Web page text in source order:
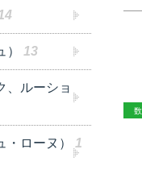
13
、ルーショ
ローヌ）
1